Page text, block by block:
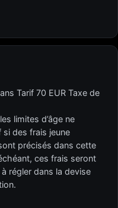
Tarif 70 EUR Taxe de
limites d’âge ne
des frais jeune
précisés dans cette
ces frais seront
régler dans la devise